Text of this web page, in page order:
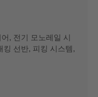
, 전기 모노레일 시
킹 선반, 피킹 시스템,